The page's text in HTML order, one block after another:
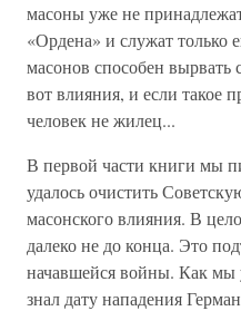
масоны уже не
«Ордена» и служат только
масонов способен вырвать
вот влияния, и если такое
человек не жилец...
В первой части книги мы
удалось очистить
масонского влияния. В
далеко не до конца. Это
начавшейся войны. Как мы
знал дату нападения